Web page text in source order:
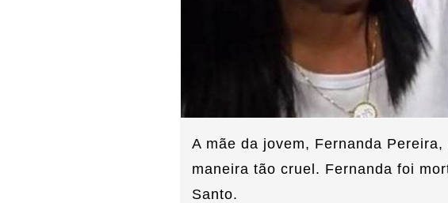
A mãe da jovem, Fernanda
maneira tão cruel. Fernanda foi
Santo.